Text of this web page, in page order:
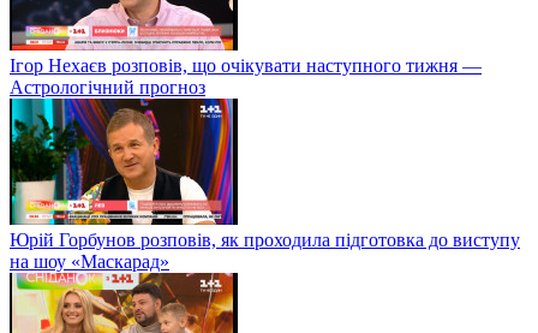
Ігор Нехаєв розповів, що очікувати наступного тижня —
Астрологічний прогноз
Юрій Горбунов розповів, як проходила підготовка до виступу
на шоу «Маскарад»